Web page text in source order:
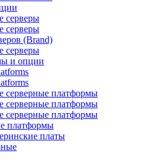
серверы
серверы
(Brand)
серверы
и опции
серверные платформы
серверные платформы
серверные платформы
платформы
платы